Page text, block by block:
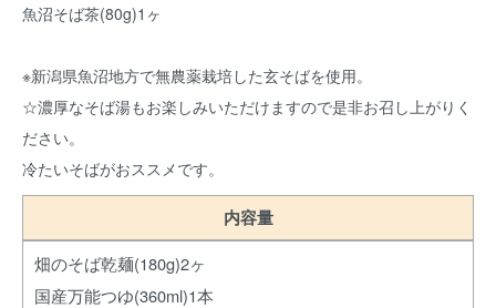
魚沼そば茶(80g)1ヶ
※新潟県魚沼地方で無農薬栽培した玄そばを使用。
☆濃厚なそば湯もお楽しみいただけますので是非お召し上がりく
ださい。
冷たいそばがおススメです。
内容量
畑のそば乾麺(180g)2ヶ
国産万能つゆ(360ml)1本